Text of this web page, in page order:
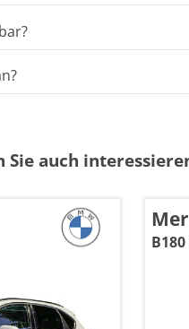
Sie auch